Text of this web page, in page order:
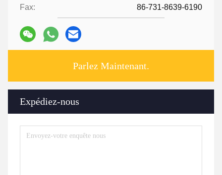
Fax: 86-731-8639-6190
Parlez Maintenant.
Expédiez-nous